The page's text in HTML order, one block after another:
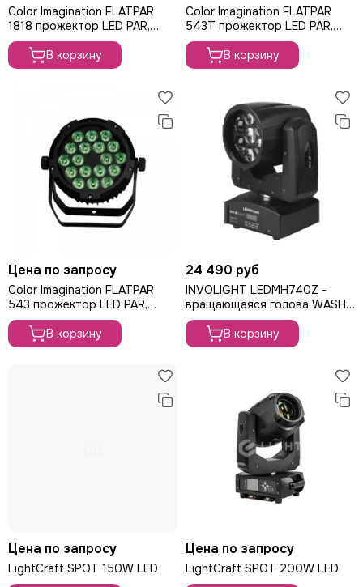
Color Imagination FLATPAR
1818 прожектор LED PAR,
324Вт
В корзину
Color Imagination FLATPAR
543T прожектор LED PAR,
162Вт
В корзину
Цена по запросу
Color Imagination FLATPAR
543 прожектор LED PAR,
162Вт
В корзину
24 490 руб
INVOLIGHT LEDMH740Z -
вращающаяся голова WASH,
120Вт
В корзину
Цена по запросу
LightCraft SPOT 150W LED
Цена по запросу
LightCraft SPOT 200W LED